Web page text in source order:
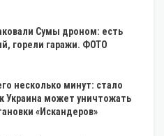
Сумы дроном: есть
горели гаражи. ФОТО
несколько минут: стало
Украина может уничтожать
«Искандеров»